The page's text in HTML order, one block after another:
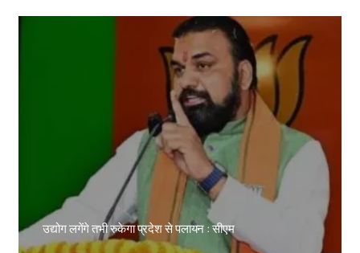
उद्योग लगेंगे तभी रुकेगा प्रदेश से पलायन : सीएम